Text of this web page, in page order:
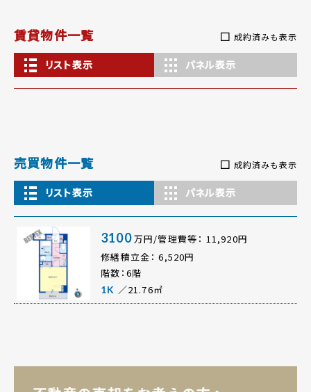
賃貸物件一覧 成約済みも表示
リスト表示 パネル表示
売買物件一覧 成約済みも表示
リスト表示 パネル表示
3100万円/管理費等： 11,920円
修繕積立金： 6,520円
階数：6階
1K ／21.76㎡